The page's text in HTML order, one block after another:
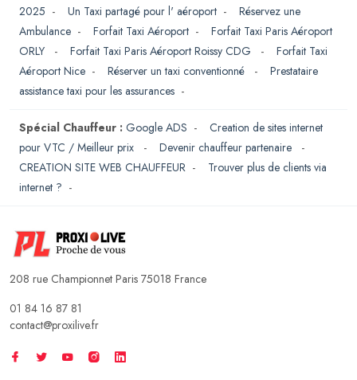
2025 - Un Taxi partagé pour l' aéroport - Réservez une
Ambulance - Forfait Taxi Aéroport - Forfait Taxi Paris Aéroport
ORLY
- Forfait Taxi Paris Aéroport Roissy CDG - Forfait Taxi
Aéroport Nice - Réserver un taxi conventionné - Prestataire
assistance taxi pour les assurances -
Spécial Chauffeur : Google ADS - Creation de sites internet
pour VTC / Meilleur prix
- Devenir chauffeur partenaire
-
CREATION SITE WEB CHAUFFEUR - Trouver plus de clients via
internet ? -
208 rue Championnet Paris 75018 France
01 84 16 87 81
contact@proxilive.fr